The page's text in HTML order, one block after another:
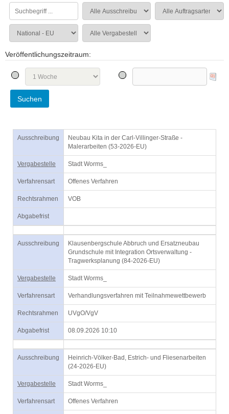
Veröffentlichungszeitraum:
Ausschreibung
Neubau Kita in der Carl-Villinger-Straße -
Malerarbeiten (53-2026-EU)
Vergabestelle Stadt Worms_
Verfahrensart Offenes Verfahren
Rechtsrahmen VOB
Abgabefrist
Ausschreibung
Klausenbergschule Abbruch und Ersatzneubau
Grundschule mit Integration Ortsverwaltung -
Tragwerksplanung (84-2026-EU)
Vergabestelle Stadt Worms_
Verfahrensart Verhandlungsverfahren mit Teilnahmewettbewerb
Rechtsrahmen UVgO/VgV
Abgabefrist 08.09.2026 10:10
Ausschreibung
Heinrich-Völker-Bad, Estrich- und Fliesenarbeiten
(24-2026-EU)
Vergabestelle Stadt Worms_
Verfahrensart Offenes Verfahren